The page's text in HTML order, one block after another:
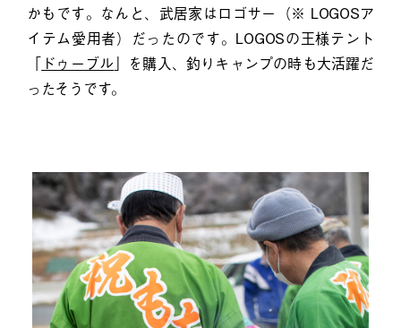
かもです。なんと、武居家はロゴサー（※ LOGOSア
イテム愛用者）だったのです。LOGOSの王様テント
「 ドゥーブル 」を購入、釣りキャンプの時も大活躍だ
ったそうです。